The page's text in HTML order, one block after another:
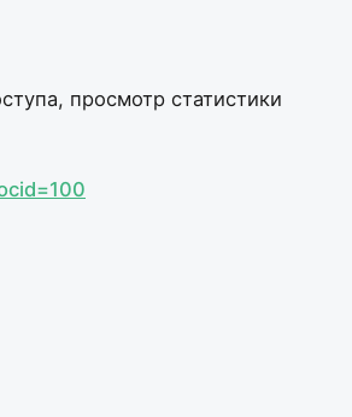
просмотр статистики